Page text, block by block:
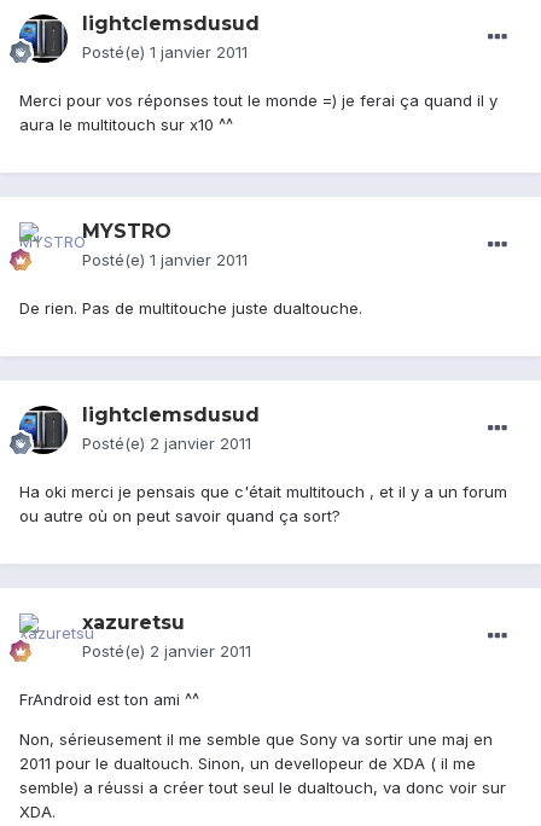
lightclemsdusud
Posté(e) 1 janvier 2011
Merci pour vos réponses tout le monde =) je ferai ça quand il y
aura le multitouch sur x10 ^^
MYSTRO
Posté(e) 1 janvier 2011
De rien. Pas de multitouche juste dualtouche.
lightclemsdusud
Posté(e) 2 janvier 2011
Ha oki merci je pensais que c'était multitouch , et il y a un forum
ou autre où on peut savoir quand ça sort?
xazuretsu
Posté(e) 2 janvier 2011
FrAndroid est ton ami ^^
Non, sérieusement il me semble que Sony va sortir une maj en
2011 pour le dualtouch. Sinon, un devellopeur de XDA ( il me
semble) a réussi a créer tout seul le dualtouch, va donc voir sur
XDA.